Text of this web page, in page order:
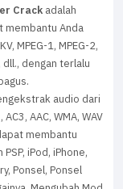
Crack adalah
Anda
MPEG-1, MPEG-2,
dll., dengan terlalu
audio dari
AAC, WMA, WAV
membantu
iPod, iPhone,
Ponsel, Ponsel